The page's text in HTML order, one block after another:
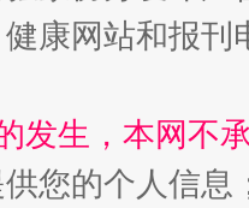
期 从幼
康网站和报
发生，本网不
您的个人信息